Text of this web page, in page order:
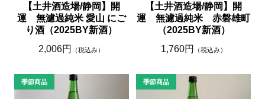
【土井酒造場/静岡】開
運 無濾過純米 愛山 にご
り酒（2025BY新酒）
2,006円
（税込み）
【土井酒造場/静岡】開
運 無濾過純米 赤磐雄町
（2025BY新酒）
1,760円
（税込み）